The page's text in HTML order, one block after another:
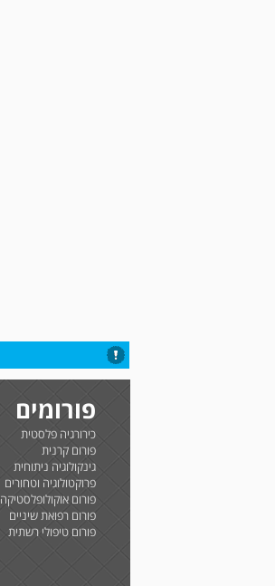
פורומים
כירורגיה פלסטית
פורום קרנית
גינקולוגיה ניתוחית
פרוקטולוגיה וטחורים
פורום אוקולופלסטיקה
פורום רפואת שיניים
פורום טיפולי רשתית